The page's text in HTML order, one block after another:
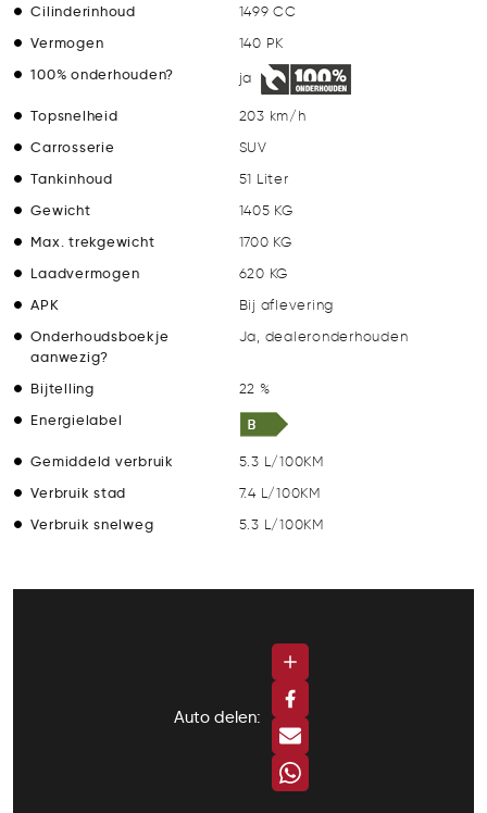
Cilinderinhoud 1499 CC
Vermogen 140 PK
100% onderhouden? ja
Topsnelheid 203 km/h
Carrosserie SUV
Tankinhoud 51 Liter
Gewicht 1405 KG
Max. trekgewicht 1700 KG
Laadvermogen 620 KG
APK Bij aflevering
Onderhoudsboekje
aanwezig?
Ja, dealeronderhouden
Bijtelling 22 %
Energielabel
Gemiddeld verbruik 5.3 L/100KM
Verbruik stad 7.4 L/100KM
Verbruik snelweg 5.3 L/100KM
Auto delen: